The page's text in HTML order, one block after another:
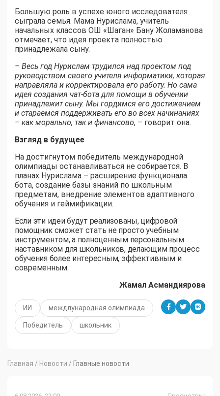
Большую роль в успехе юного исследователя
сыграла семья. Мама Нурислама, учитель
начальных классов ОШ «Шаган» Бану Жоламанова
отмечает, что идея проекта полностью
принадлежала сыну.
– Весь год Нурислам трудился над проектом под
руководством своего учителя информатики, которая
направляла и корректировала его работу. Но сама
идея создания чат-бота для помощи в обучении
принадлежит сыну. Мы гордимся его достижением
и стараемся поддерживать его во всех начинаниях
– как морально, так и финансово, – говорит она.
Взгляд в будущее
На достигнутом победитель международной
олимпиады останавливаться не собирается. В
планах Нурислама – расширение функционала
бота, создание базы знаний по школьным
предметам, внедрение элементов адаптивного
обучения и геймификации.
Если эти идеи будут реализованы, цифровой
помощник сможет стать не просто учебным
инструментом, а полноценным персональным
наставником для школьников, делающим процесс
обучения более интересным, эффективным и
современным.
Жамал Асмандиярова
ИИ междлународная олимпиада
Победитель школьник
Главная / Новости / Главные новости